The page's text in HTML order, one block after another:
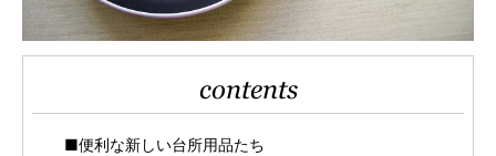
contents
■便利な新しい台所用品たち